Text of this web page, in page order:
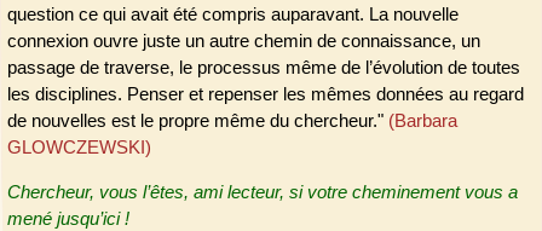
question ce qui avait été compris auparavant. La nouvelle
connexion ouvre juste un autre chemin de connaissance, un
passage de traverse, le processus même de l’évolution de toutes
les disciplines. Penser et repenser les mêmes données au regard
de nouvelles est le propre même du chercheur." (Barbara
GLOWCZEWSKI)
Chercheur, vous l’êtes, ami lecteur, si votre cheminement vous a
mené jusqu’ici !